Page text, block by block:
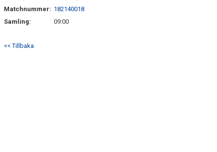
KONTAKTER & LAG
SPONSORER
Matchnummer: 182140018
Samling:
09:00
<< Tillbaka